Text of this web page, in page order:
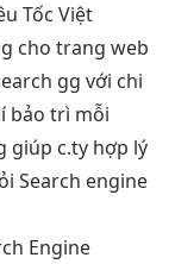
Tốc Việt
cho trang web
gg với chi
bảo trì mỗi
giúp c.ty hợp lý
Search engine